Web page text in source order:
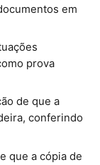
em
prova
de que a
conferindo
que a cópia de